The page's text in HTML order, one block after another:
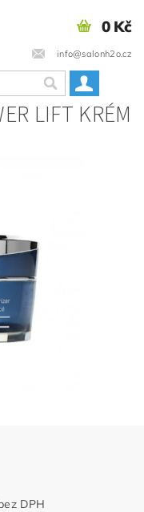
info@salonh2o.cz
0 Kč
LIFT KRÉM
314,05 Kč bez DPH